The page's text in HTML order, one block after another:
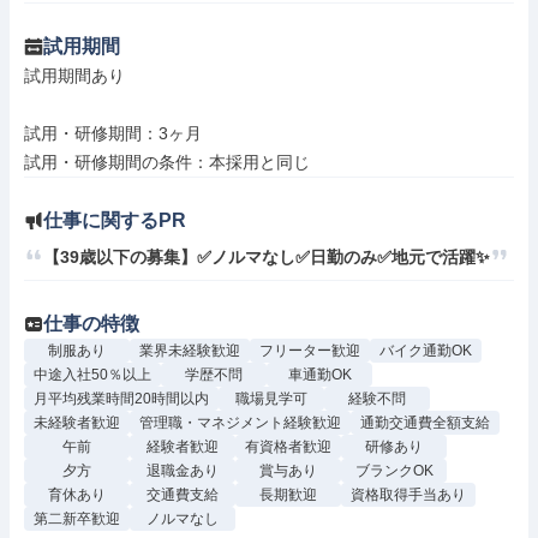
試用期間
試用期間あり
試用・研修期間：3ヶ月
仕事に関するPR
【39歳以下の募集】✅ノルマなし✅日勤のみ✅地元で活躍✨
仕事の特徴
制服あり 業界未経験歓迎 フリーター歓迎
バイク通勤OK
中途入社50％以上
学歴不問
車通勤OK
月平均残業時間20時間以内
職場見学可
経験不問
未経験者歓迎
管理職・マネジメント経験歓迎
通勤交通費全額支給
午前
経験者歓迎 有資格者歓迎
研修あり
夕方
退職金あり 賞与あり
ブランクOK
育休あり
交通費支給 長期歓迎
資格取得手当あり
第二新卒歓迎
ノルマなし